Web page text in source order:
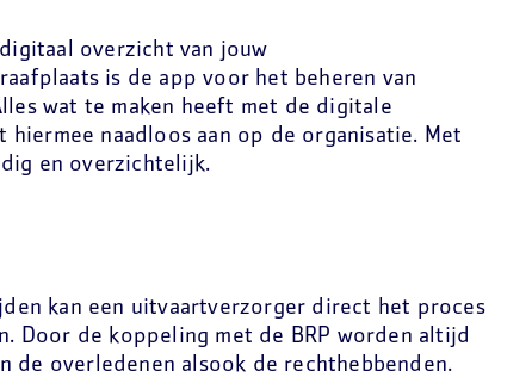
overzicht van jouw
is de app voor het beheren van
wat te maken heeft met de digitale
hiermee naadloos aan op de organisatie. Met
en overzichtelijk.
kan een uitvaartverzorger direct het proces
Door de koppeling met de BRP worden altijd
de overledenen alsook de rechthebbenden.